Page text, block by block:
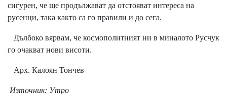
сигурен, че ще продължават да отстояват интереса на
русенци, така както са го правили и до сега.
Дълбоко вярвам, че космополитният ни в миналото Русчук
го очакват нови висоти.
Арх. Калоян Тончев
Източник: Утро